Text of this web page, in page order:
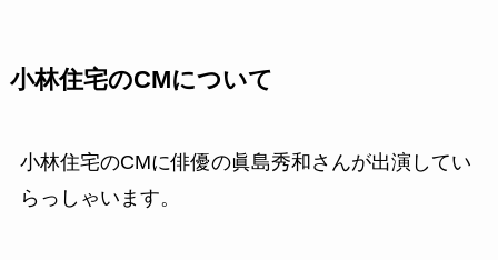
小林住宅のCMについて
小林住宅のCMに俳優の眞島秀和さんが出演してい
らっしゃいます。